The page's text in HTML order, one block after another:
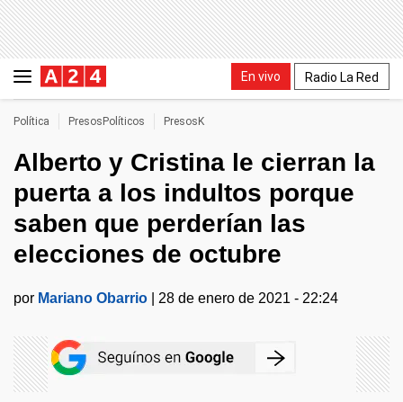
En vivo Radio La Red
Política PresosPolíticos PresosK
Alberto y Cristina le cierran la
puerta a los indultos porque
saben que perderían las
elecciones de octubre
por Mariano Obarrio 28 de enero de 2021 - 22:24